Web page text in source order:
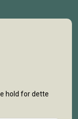
hold for dette